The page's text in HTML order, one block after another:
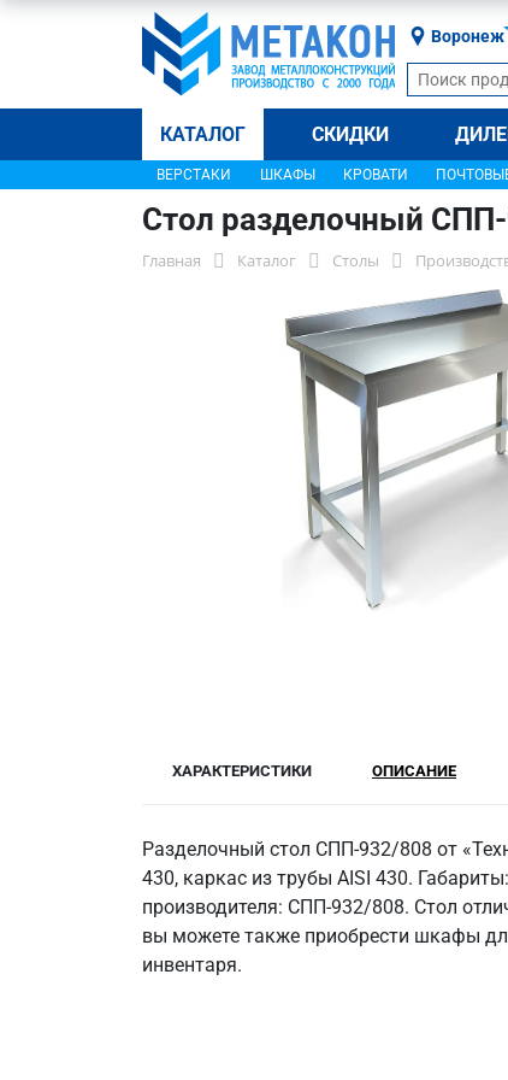
Воронеж
КАТАЛОГ СКИДКИ
ВЕРСТАКИ ШКАФЫ КРОВАТИ
Стол разделочный
Главная Каталог Столы
ХАРАКТЕРИСТИКИ ОПИСАНИЕ
Разделочный стол СПП-932/808 от
430, каркас из трубы AISI 430.
производителя: СПП-932/808. Стол
вы можете также приобрести шкафы
инвентаря.